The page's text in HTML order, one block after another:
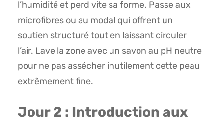
l’humidité et perd vite sa forme. Passe aux
microfibres ou au modal qui offrent un
soutien structuré tout en laissant circuler
l’air. Lave la zone avec un savon au pH neutre
pour ne pas assécher inutilement cette peau
extrêmement fine.
Jour 2 : Introduction aux